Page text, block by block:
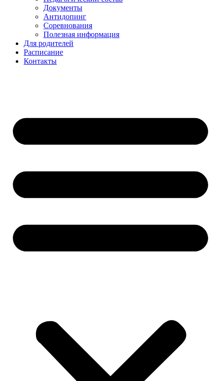
Документы
Антидопинг
Соревнования
Полезная информация
Для родителей
Расписание
Контакты